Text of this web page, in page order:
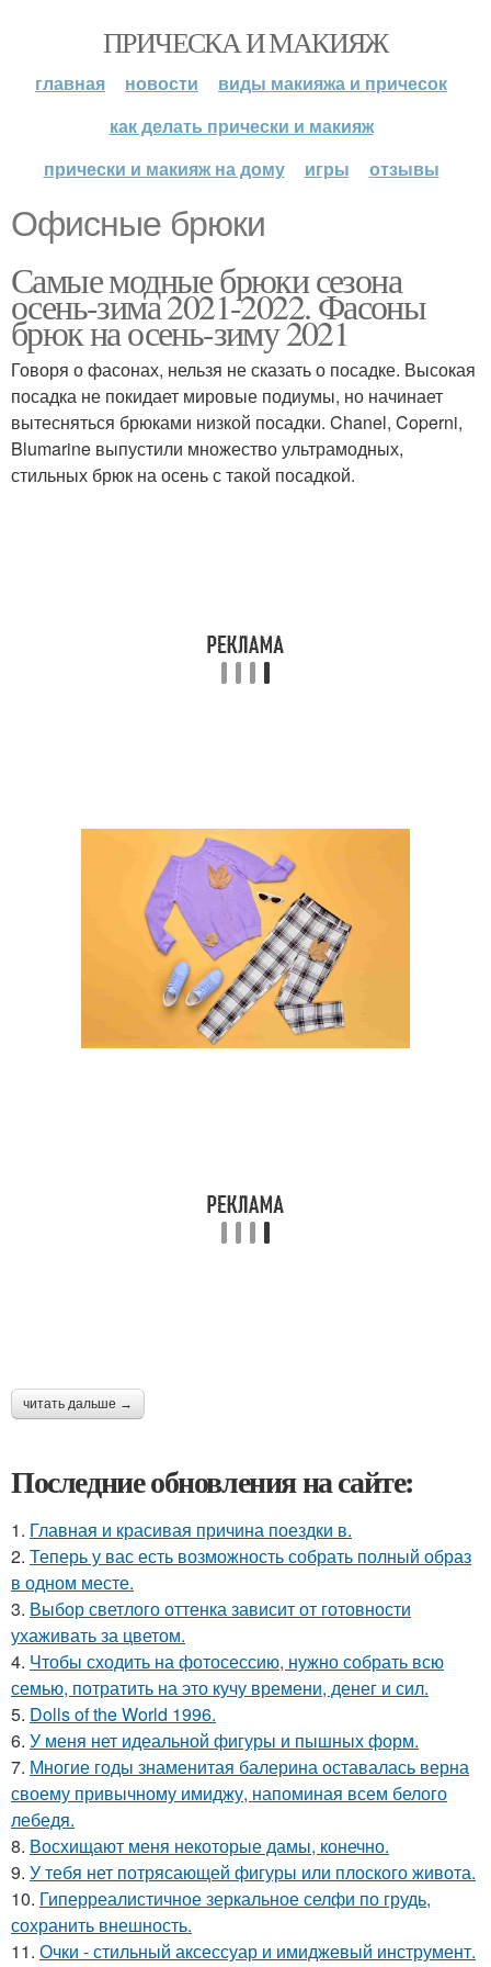
ПРИЧЕСКА И МАКИЯЖ
главная новости
виды макияжа и причесок
как делать прически и макияж
прически и макияж на дому
игры отзывы
Офисные брюки
Самые модные брюки сезона
осень-зима 2021-2022. Фасоны
брюк на осень-зиму 2021
Говоря о фасонах, нельзя не сказать о посадке. Высокая
посадка не покидает мировые подиумы, но начинает
вытесняться брюками низкой посадки. Chanel, Coperni,
Blumarine выпустили множество ультрамодных,
стильных брюк на осень с такой посадкой.
читать дальше →
Последние обновления на сайте:
1. Главная и красивая причина поездки в.
2. Теперь у вас есть возможность собрать полный образ
в одном месте.
3. Выбор светлого оттенка зависит от готовности
ухаживать за цветом.
4. Чтобы сходить на фотосессию, нужно собрать всю
семью, потратить на это кучу времени, денег и сил.
5. Dolls of the World 1996.
6. У меня нет идеальной фигуры и пышных форм.
7. Многие годы знаменитая балерина оставалась верна
своему привычному имиджу, напоминая всем белого
лебедя.
8. Восхищают меня некоторые дамы, конечно.
9. У тебя нет потрясающей фигуры или плоского живота.
10. Гиперреалистичное зеркальное селфи по грудь,
сохранить внешность.
11. Очки - стильный аксессуар и имиджевый инструмент.